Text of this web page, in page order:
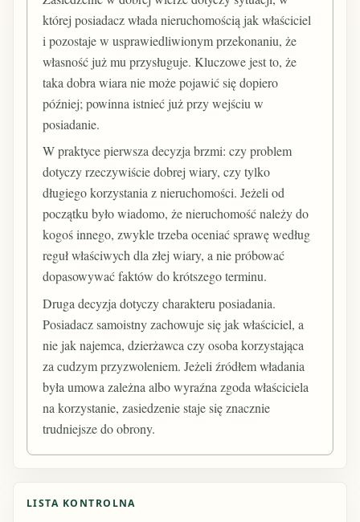
której posiadacz włada nieruchomością jak właściciel
i pozostaje w usprawiedliwionym przekonaniu, że
własność już mu przysługuje. Kluczowe jest to, że
taka dobra wiara nie może pojawić się dopiero
później; powinna istnieć już przy wejściu w
posiadanie.
W praktyce pierwsza decyzja brzmi: czy problem
dotyczy rzeczywiście dobrej wiary, czy tylko
długiego korzystania z nieruchomości. Jeżeli od
początku było wiadomo, że nieruchomość należy do
kogoś innego, zwykle trzeba oceniać sprawę według
reguł właściwych dla złej wiary, a nie próbować
dopasowywać faktów do krótszego terminu.
Druga decyzja dotyczy charakteru posiadania.
Posiadacz samoistny zachowuje się jak właściciel, a
nie jak najemca, dzierżawca czy osoba korzystająca
za cudzym przyzwoleniem. Jeżeli źródłem władania
była umowa zależna albo wyraźna zgoda właściciela
na korzystanie, zasiedzenie staje się znacznie
trudniejsze do obrony.
LISTA KONTROLNA